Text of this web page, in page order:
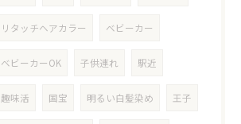
リタッチヘアカラー ベビーカー
ベビーカーOK 子供連れ 駅近
趣味活 国宝 明るい白髪染め 王子